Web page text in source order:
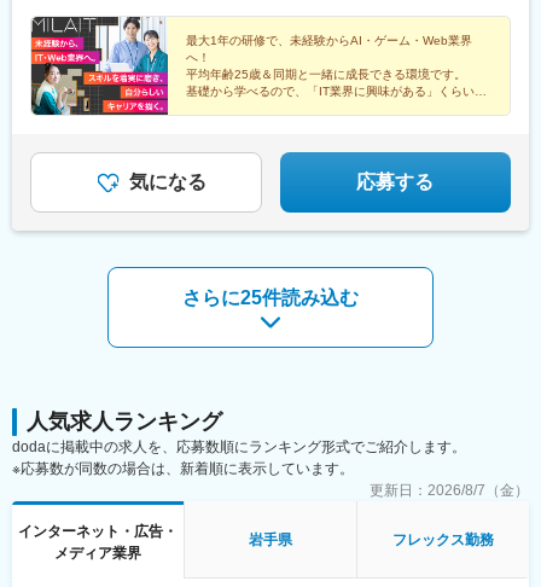
線)、津島駅、刈谷駅、豊田市駅、安城駅、犬山駅、江南駅(愛知
県)、国府宮駅、井川駅、安倍川駅、由比駅、浜松駅、相月駅、沼
津駅、来宮駅、源道寺駅、伊東駅、吉原本町駅、磐田駅、焼津
駅、西掛川駅、二島駅、九州工大前駅、志井公園駅、今池駅(福岡
県)、赤坂駅(福岡県)、貝塚駅(福岡県)、東比恵駅、大橋駅(福岡
山形駅、かみのやま温泉駅、天童駅、神町駅、羽前山辺駅、寒河
江駅、新潟駅、佐々木駅、新発田駅、水原駅、五泉駅、南吉田
駅、田上駅(新潟県)、高崎駅、前橋駅、渋川駅、八木原駅、安中
駅、群馬藤岡駅、東富岡駅、上州福島駅、伊勢崎駅、新町駅(群馬
駅、大谷地駅、新札幌駅、大通駅、西１５丁目駅、桑園駅、すす
きの駅、さっぽろ駅、元町駅(北海道)、新広駅、広島駅、永田町
駅、神泉駅、新宿西口駅、東池袋駅、北品川駅、下神明駅、明治
神宮前駅、赤羽橋駅、京成上野駅、浅草駅、祐天寺駅、蒲田駅、
(千葉県)、初富駅、野江内代駅、海老江駅、西長堀駅、谷町九丁目
駅、ＪＲ難波駅、新深江駅、千林駅、松虫駅、住吉東駅、今川駅
(大阪府)、天下茶屋駅、今福鶴見駅、安立町駅、出戸駅、中崎町
駅、谷町四丁目駅、箕面駅、茨木市駅、水無瀬駅、豊津駅(大阪
南口駅、伽羅橋駅、南公園駅、西宮駅(ＪＲ線)、川西池田駅、二条
城前駅、観月橋駅、寺田駅(京都府)、覚王山駅、尼ケ坂駅、亀島
駅、栄駅(愛知県)、川名駅、瑞穂運動場西駅、西高蔵駅、本笠寺
市線「北新地駅」より徒歩3分
最大1年の研修で、未経験からAI・ゲーム・Web業界
へ！
平均年齢25歳＆同期と一緒に成長できる環境です。
基礎から学べるので、「IT業界に興味がある」くらいで
気になる 応募する
さらに25件読み込む
人気求人ランキング
dodaに掲載中の求人を、応募数順にランキング形式でご紹介します。
※応募数が同数の場合は、新着順に表示しています。
更新日： 2026/8/7（金）
インターネット・広告・
メディア業界
岩手県 フレックス勤務